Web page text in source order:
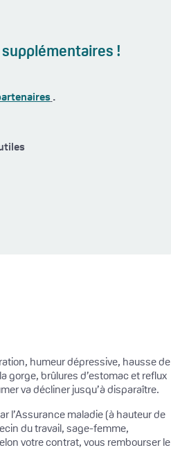
!
.
humeur dépressive, hausse de
gorge, brûlures d’estomac et reflux
va décliner jusqu’à disparaître.
l’Assurance maladie (à hauteur de
du travail, sage-femme,
votre contrat, vous rembourser le